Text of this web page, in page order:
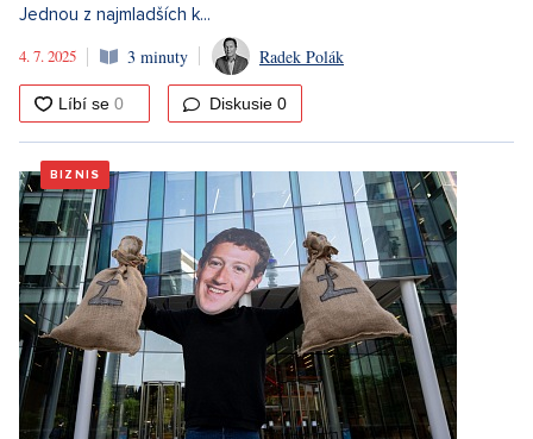
Jednou z najmladších k...
4. 7. 2025
3 minuty Radek Polák
Diskusie 0
BIZNIS